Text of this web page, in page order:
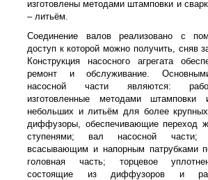
изготовлены методами штамповки и
– литьём.
Соединение валов реализовано с
доступ к которой можно получить, сняв
Конструкция насосного агрегата
ремонт и обслуживание.
насосной части являются:
изготовленные методами
небольших и литьём для более крупных
диффузоры, обеспечивающие переход
ступенями; вал насосной части;
всасывающим и напорным патрубками
головная часть; торцевое
состоящие из диффузоров и